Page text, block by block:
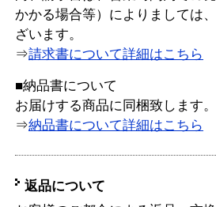
かかる場合等）によりましては
ざいます。
⇒請求書について詳細はこちら
■納品書について
お届けする商品に同梱致します。
⇒納品書について詳細はこちら
返品について